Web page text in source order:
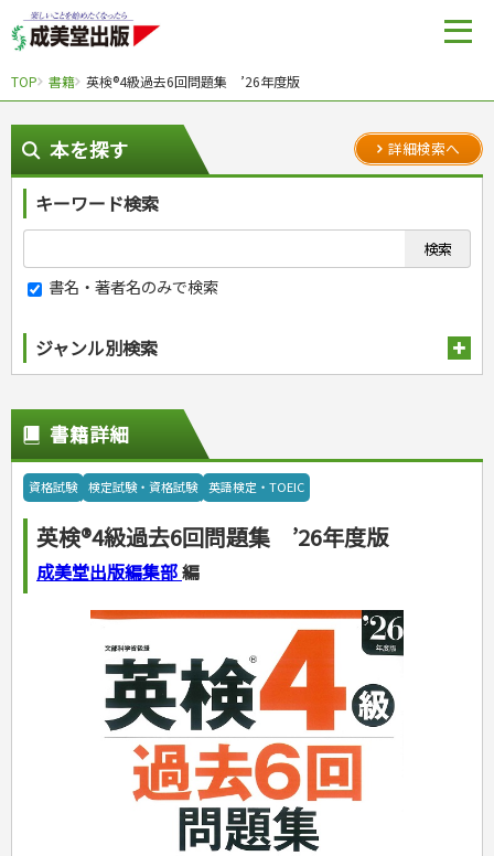
TOP 書籍 英検®4級過去6回問題集 ’26年度版
本を探す 詳細検索へ
キーワード検索
書名・著者名のみで検索
ジャンル別検索
スポーツ
スポーツルール
野球
ゴルフ
ジュニアスポーツ
その他スポーツ
自然・アウトドア・ペット
アウトドア
犬・猫
園芸・野菜づくり
雑学
娯楽・ゲーム・占い
ナンプレ
ゲーム・マジック
家相・風水・占い
カルチャー・芸術・趣味
音楽・楽器
趣味・鑑賞・カメラ
俳句・詩・ことば
辞典
語学・旅行会話
運転免許
原付・二輪
その他免許
生活・暮らし
料理
料理・レシピ
各国料理
お弁当
健康メニュー・ダイエット
調理器具クッキング
飲み物・お酒
手芸・クラフト
ソーイング
クラフト
インテリア・ハウジング
収納・掃除・暮らし
美容・ファッション
ダイエット・エクササイズ
メイク・ネイル・ヘア
着物・着つけ
冠婚葬祭・手紙・ペン字
冠婚葬祭・スピーチ・マナー
手紙・ペン字
妊娠・出産・育児
妊娠・出産・育児
健康と保育
家庭医学・健康
ツボ・マッサージ
家庭医学・病気
健康知識
生活習慣病
看護・介護
看護一般
介護一般
保育・教育
パネルシアター
こどもの本
児童一般
おりがみ・あやとり
なぞなぞ・ゲーム
占い・心理ゲーム
読み物・絵本
音と光のでる絵本
学参・ドリル
夏休みドリル
総復習ドリル
自由研究・読書感想文
えんぴつちょう
就職活動
就職活動
公務員試験
資格試験
検定試験・資格試験
英語検定・TOEIC
漢字検定・数学検定
簿記検定
看護・薬学
ケアマネジャー
介護・社会福祉士
司法書士・社労士
ビジネス
経営・経済・法律
マネー・株・資産
ビジネス・法律
簿記・経理・税金・保険
その他ビジネス
自己啓発
自己啓発
ビジネス読み物
旅行・歴史
国内・海外旅行
国外旅行
国内旅行
散歩・グルメ
地理・歴史
地理・地図
その他文庫
ダイアリー
プラチナダイアリー プレステージ
書籍詳細
資格試験 検定試験・資格試験 英語検定・TOEIC
英検®4級過去6回問題集 ’26年度版
成美堂出版編集部編